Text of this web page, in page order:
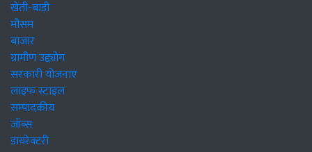
खेती-बाड़ी
मौसम
बाजार
ग्रामीण उद्द्योग
सरकारी योजनाएं
लाइफ स्टाइल
सम्पादकीय
जॉब्स
डायरेक्टरी